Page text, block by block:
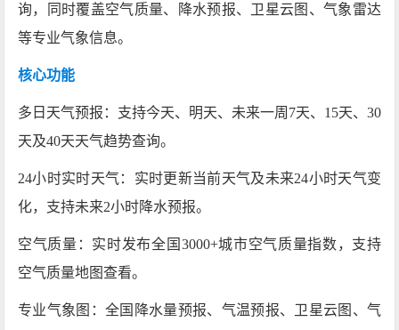
询，同时覆盖空气质量、降水预报、卫星云图、气象雷达
等专业气象信息。
核心功能
多日天气预报：支持今天、明天、未来一周7天、15天、30
天及40天天气趋势查询。
24小时实时天气：实时更新当前天气及未来24小时天气变
化，支持未来2小时降水预报。
空气质量：实时发布全国3000+城市空气质量指数，支持
空气质量地图查看。
专业气象图：全国降水量预报、气温预报、卫星云图、气